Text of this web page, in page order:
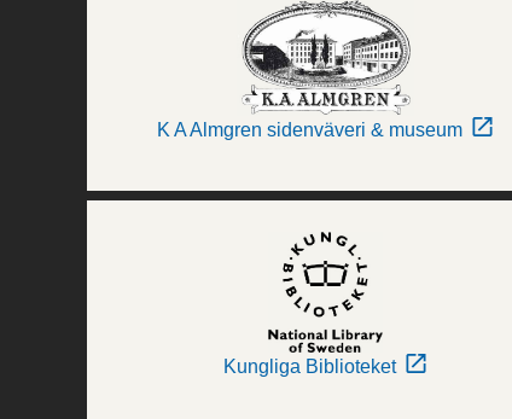
K A Almgren sidenväveri & museum
Kungliga Biblioteket